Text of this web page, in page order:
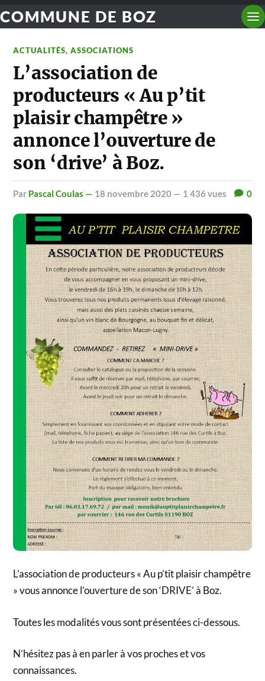
COMMUNE DE BOZ
ACTUALITÉS,ASSOCIATIONS
L’association de
producteurs « Au p’tit
plaisir champêtre »
annonce l’ouverture de
son ‘drive’ à Boz.
par Pascal Coulas — 18 novembre 2020 — 1 436 vues 0
L’association de producteurs « Au p’tit plaisir champêtre
» vous annonce l’ouverture de son ‘DRIVE’ à Boz.
Toutes les modalités vous sont présentées ci-dessous.
N’hésitez pas à en parler à vos proches et vos
connaissances.